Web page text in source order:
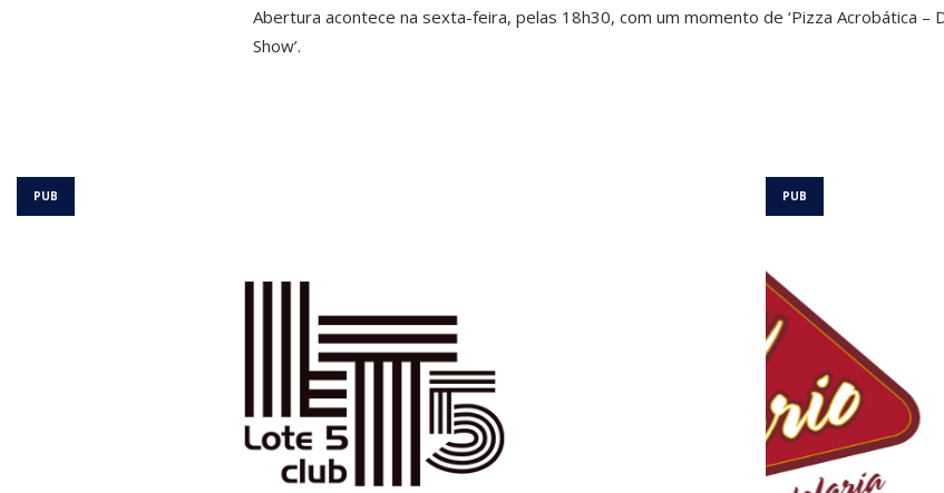
Abertura acontece na sexta-feira, pelas 18h30, com um momento de ‘Pizza Acrobática –
Show’.